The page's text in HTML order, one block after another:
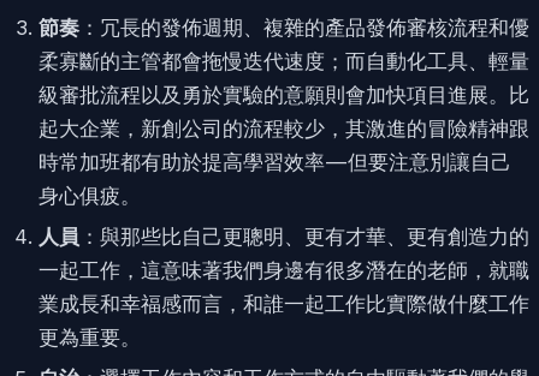
節奏 ：冗長的發佈週期、複雜的產品發佈審核流程和優
柔寡斷的主管都會拖慢迭代速度；而自動化工具、輕量
級審批流程以及勇於實驗的意願則會加快項目進展。比
起大企業，新創公司的流程較少，其激進的冒險精神跟
時常加班都有助於提高學習效率 — 但要注意別讓自己
身心俱疲。
人員 ：與那些比自己更聰明、更有才華、更有創造力的
一起工作，這意味著我們身邊有很多潛在的老師，就職
業成長和幸福感而言，和誰一起工作比實際做什麼工作
更為重要。